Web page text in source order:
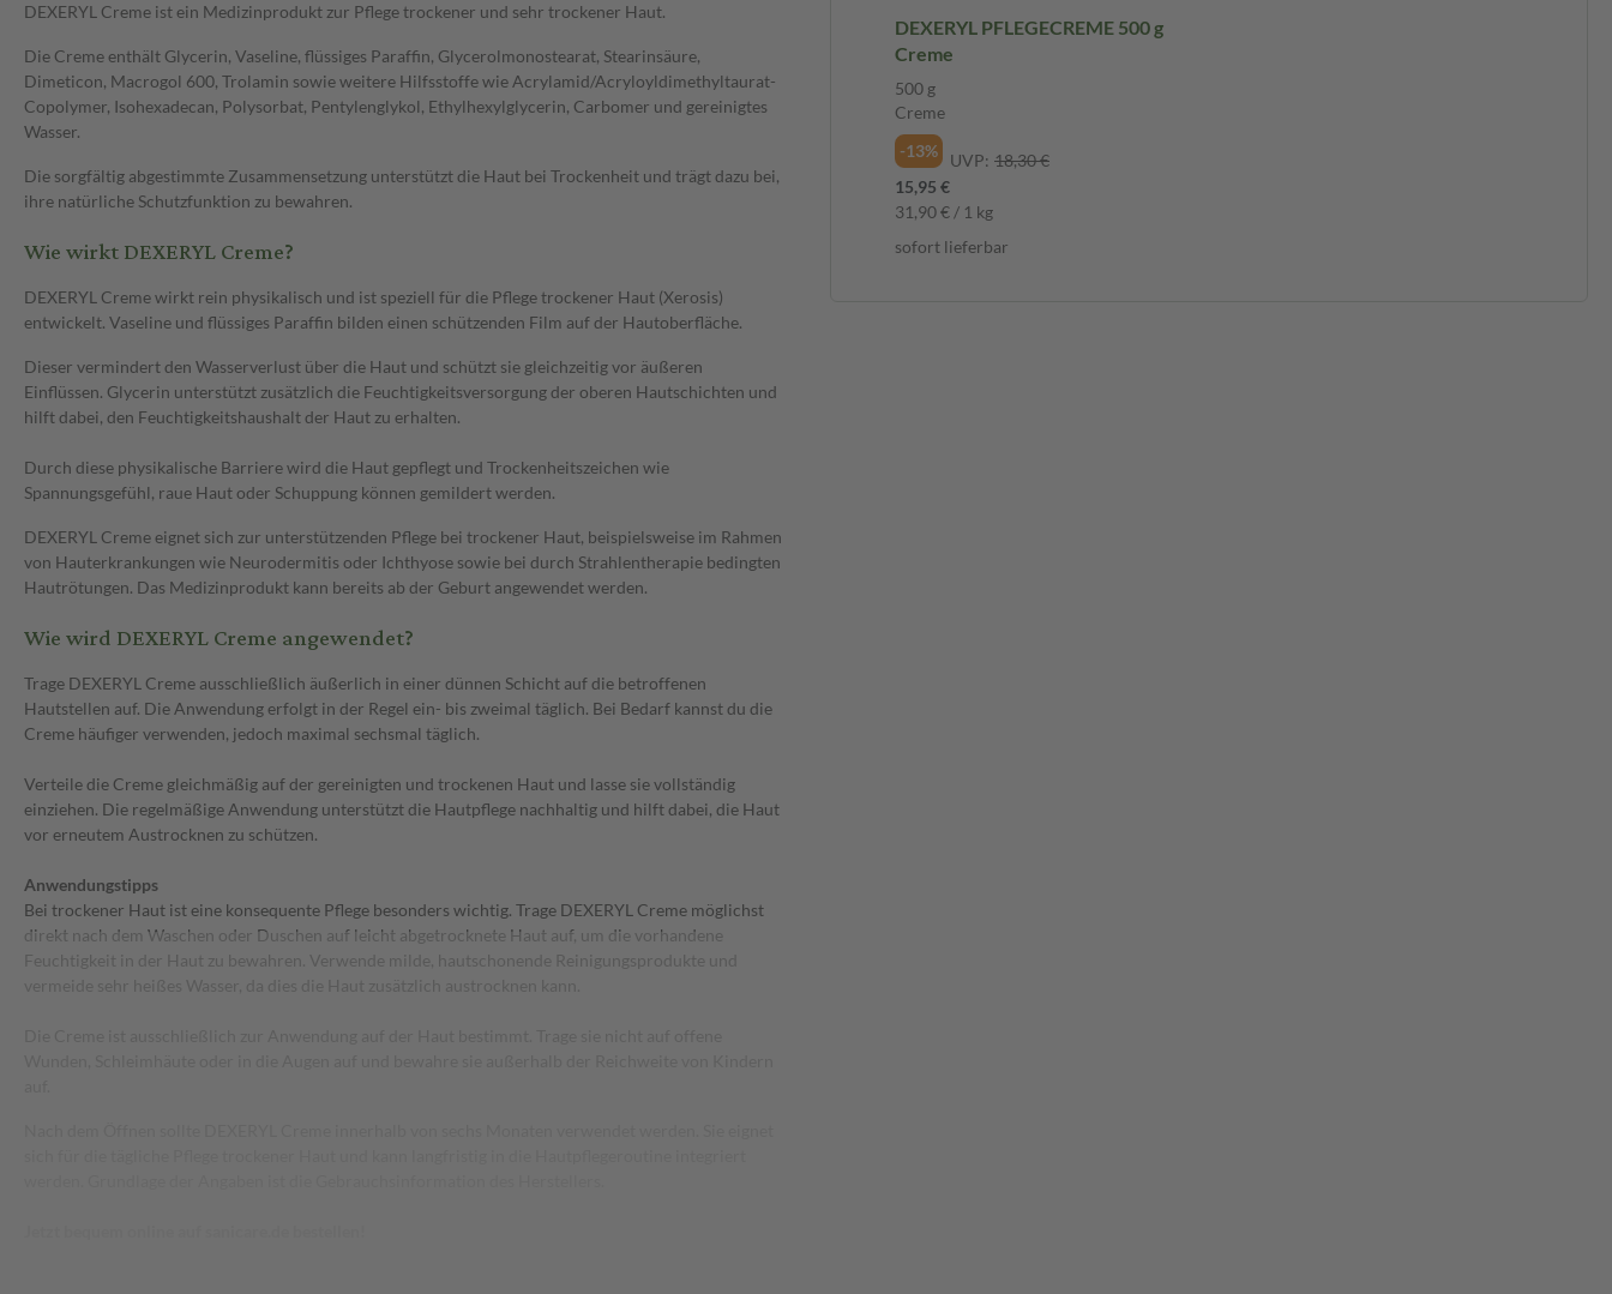
DEXERYL Creme ist ein Medizinprodukt zur Pflege trockener und sehr trockener Haut.
Die Creme enthält Glycerin, Vaseline, flüssiges Paraffin, Glycerolmonostearat, Stearinsäure,
Dimeticon, Macrogol 600, Trolamin sowie weitere Hilfsstoffe wie Acrylamid/Acryloyldimethyltaurat-
Copolymer, Isohexadecan, Polysorbat, Pentylenglykol, Ethylhexylglycerin, Carbomer und gereinigtes
Wasser.
Die sorgfältig abgestimmte Zusammensetzung unterstützt die Haut bei Trockenheit und trägt dazu bei,
ihre natürliche Schutzfunktion zu bewahren.
Wie wirkt DEXERYL Creme?
DEXERYL Creme wirkt rein physikalisch und ist speziell für die Pflege trockener Haut (Xerosis)
entwickelt. Vaseline und flüssiges Paraffin bilden einen schützenden Film auf der Hautoberfläche.
Dieser vermindert den Wasserverlust über die Haut und schützt sie gleichzeitig vor äußeren
Einflüssen. Glycerin unterstützt zusätzlich die Feuchtigkeitsversorgung der oberen Hautschichten und
hilft dabei, den Feuchtigkeitshaushalt der Haut zu erhalten.
Durch diese physikalische Barriere wird die Haut gepflegt und Trockenheitszeichen wie
Spannungsgefühl, raue Haut oder Schuppung können gemildert werden.
DEXERYL Creme eignet sich zur unterstützenden Pflege bei trockener Haut, beispielsweise im Rahmen
von Hauterkrankungen wie Neurodermitis oder Ichthyose sowie bei durch Strahlentherapie bedingten
Hautrötungen. Das Medizinprodukt kann bereits ab der Geburt angewendet werden.
Wie wird DEXERYL Creme angewendet?
Trage DEXERYL Creme ausschließlich äußerlich in einer dünnen Schicht auf die betroffenen
Hautstellen auf. Die Anwendung erfolgt in der Regel ein- bis zweimal täglich. Bei Bedarf kannst du die
Creme häufiger verwenden, jedoch maximal sechsmal täglich.
Verteile die Creme gleichmäßig auf der gereinigten und trockenen Haut und lasse sie vollständig
einziehen. Die regelmäßige Anwendung unterstützt die Hautpflege nachhaltig und hilft dabei, die Haut
vor erneutem Austrocknen zu schützen.
Anwendungstipps
Bei trockener Haut ist eine konsequente Pflege besonders wichtig. Trage DEXERYL Creme möglichst
direkt nach dem Waschen oder Duschen auf leicht abgetrocknete Haut auf, um die vorhandene
Feuchtigkeit in der Haut zu bewahren. Verwende milde, hautschonende Reinigungsprodukte und
vermeide sehr heißes Wasser, da dies die Haut zusätzlich austrocknen kann.
DEXERYL PFLEGECREME 500 g
Creme
500 g
Creme
-13%
UVP: 18,30 €
15,95 €
31,90 € / 1 kg
sofort lieferbar